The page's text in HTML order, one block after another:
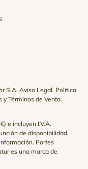
S.A.Aviso Legal. Política
y Términos de Venta.
e incluyen I.V.A.
de disponibilidad.
Portes
es una marca de